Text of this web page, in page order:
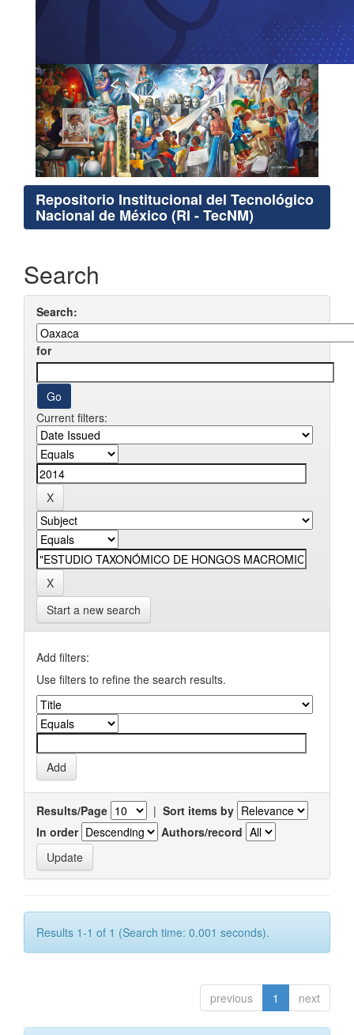
Repositorio Institucional del Tecnológico
Nacional de México (RI - TecNM)
Search
Search:
for
Current filters:
Start a new search
Add filters:
Use filters to refine the search results.
Results/Page | Sort items by
In order
Authors/record
Results 1-1 of 1 (Search time: 0.001 seconds).
previous 1 next